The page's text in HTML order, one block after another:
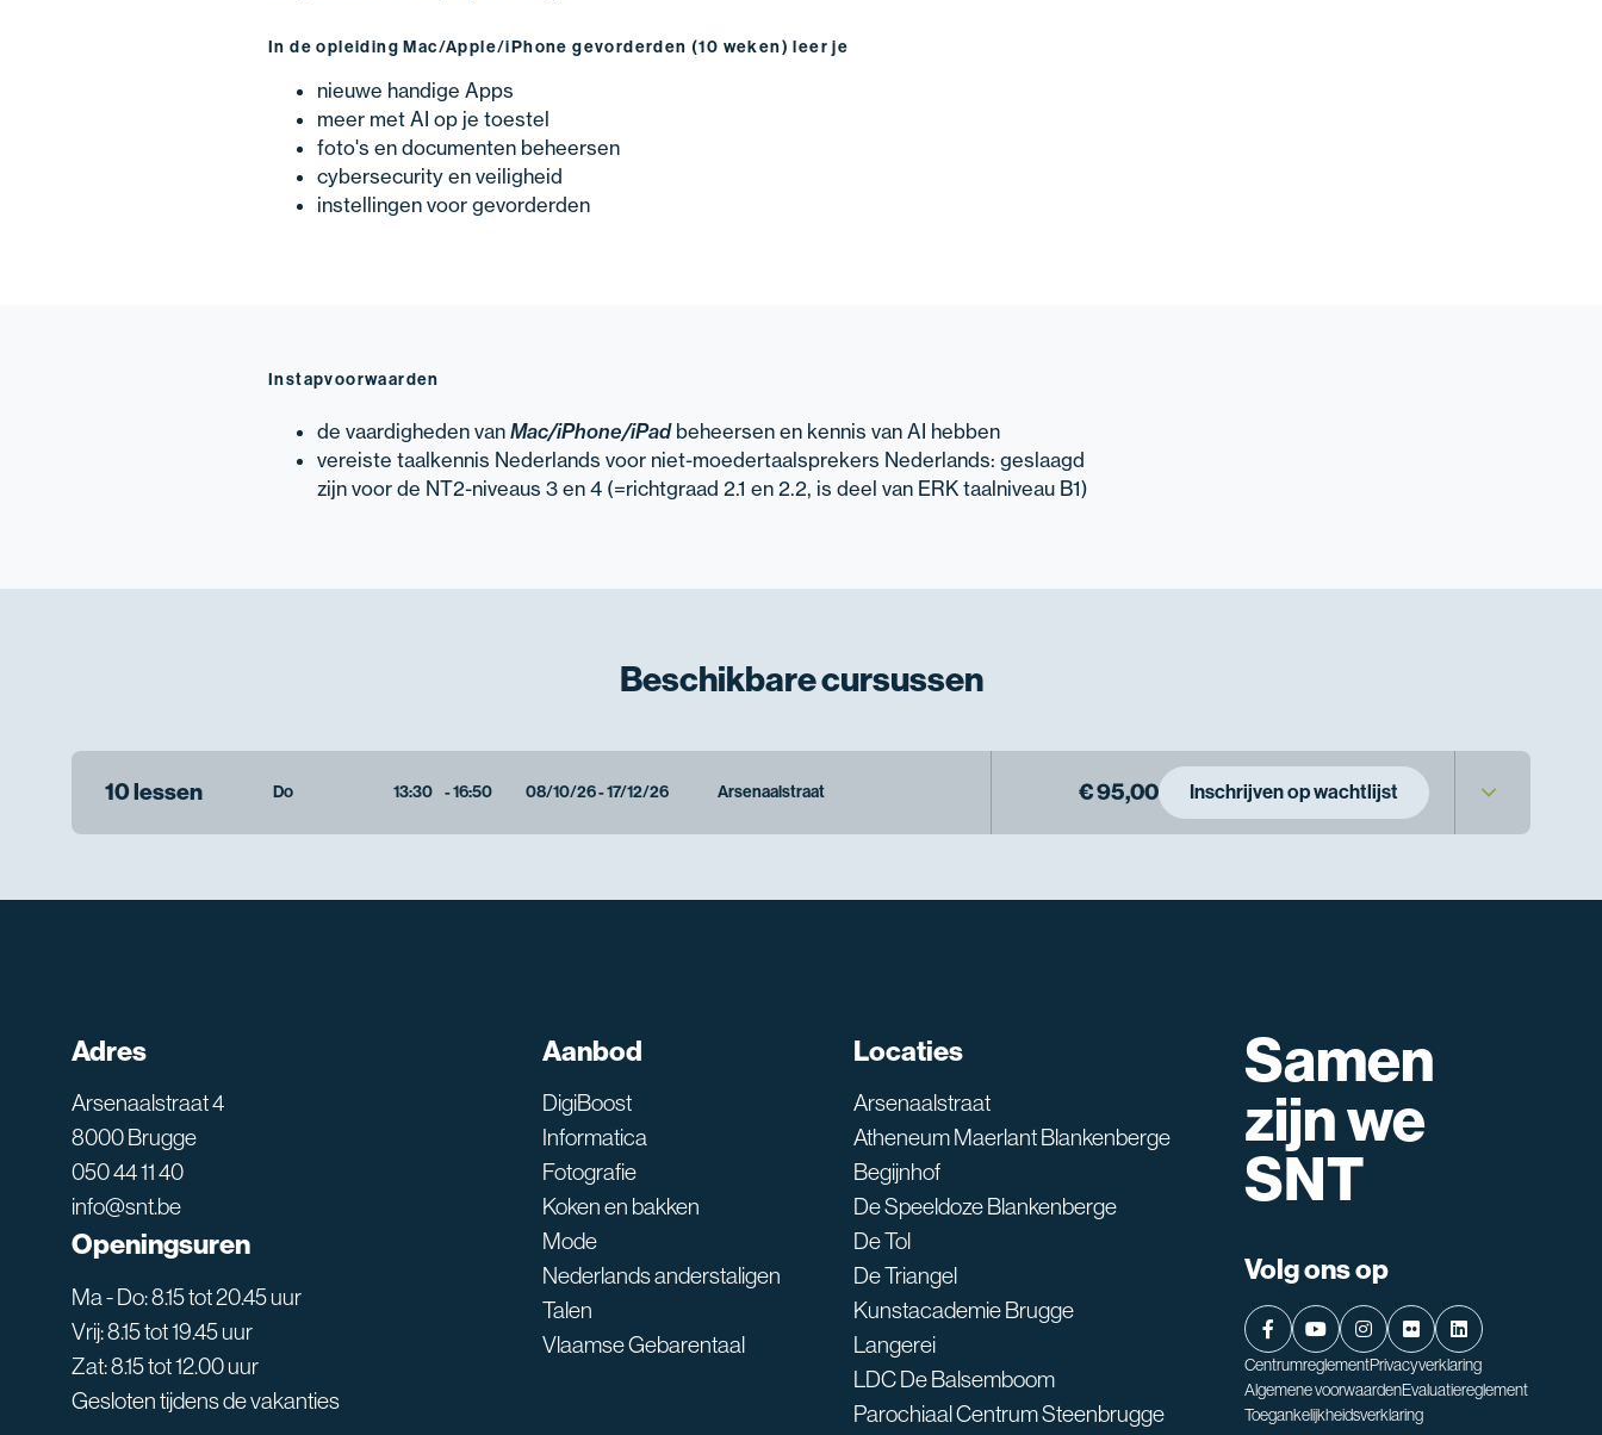
In de opleiding Mac/Apple/iPhone gevorderden (10 weken) leer je
nieuwe handige Apps
meer met AI op je toestel
foto's en documenten beheersen
cybersecurity en veiligheid
instellingen voor gevorderden
Instapvoorwaarden
de vaardigheden van Mac/iPhone/iPad beheersen en kennis van AI hebben
vereiste taalkennis Nederlands voor niet-moedertaalsprekers Nederlands: geslaagd
zijn voor de NT2-niveaus 3 en 4 (=richtgraad 2.1 en 2.2, is deel van ERK taalniveau B1)
Beschikbarecursussen
10 lessen Do 13:30 -16:50 08/10/26 - 17/12/26 Arsenaalstraat € 95,00 Inschrijven op wachtlijst
Adres
Arsenaalstraat 4
8000 Brugge
050 44 11 40
info@snt.be
Openingsuren
Ma - Do: 8.15 tot 20.45 uur
Vrij: 8.15 tot 19.45 uur
Zat: 8.15 tot 12.00 uur
Gesloten tijdens de vakanties
Aanbod
DigiBoost
Informatica
Fotografie
Koken en bakken
Mode
Nederlands anderstaligen
Talen
Vlaamse Gebarentaal
Locaties
Arsenaalstraat
Atheneum Maerlant Blankenberge
Begijnhof
De Speeldoze Blankenberge
De Tol
De Triangel
Kunstacademie Brugge
Langerei
LDC De Balsemboom
Parochiaal Centrum Steenbrugge
Samen
zijn we
SNT
Volg ons op
CentrumreglementPrivacyverklaring
Algemene voorwaardenEvaluatiereglement
Toegankelijkheidsverklaring
SNT assistent